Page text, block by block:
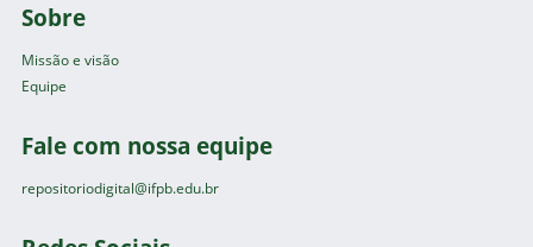
Sobre
Missão e visão
Equipe
Fale com nossa equipe
repositoriodigital@ifpb.edu.br